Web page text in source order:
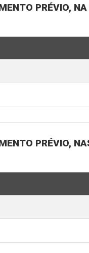
PRÉVIO, NA
PRÉVIO,